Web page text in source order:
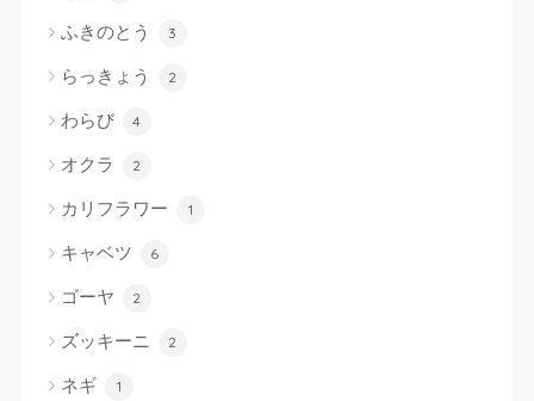
ふきのとう 3
らっきょう 2
わらび 4
オクラ 2
カリフラワー 1
キャベツ 6
ゴーヤ 2
ズッキーニ 2
ネギ 1